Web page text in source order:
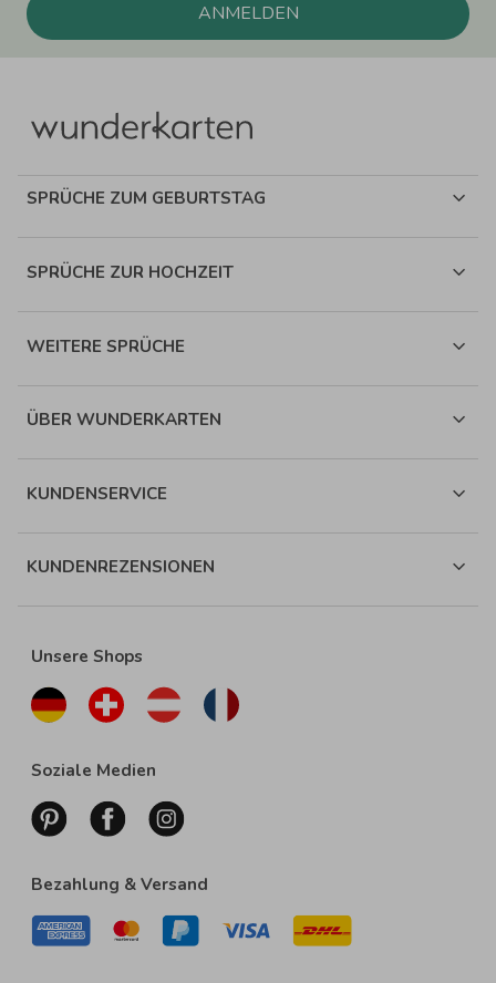
ANMELDEN
SPRÜCHE ZUM GEBURTSTAG
SPRÜCHE ZUR HOCHZEIT
WEITERE SPRÜCHE
ÜBER WUNDERKARTEN
KUNDENSERVICE
KUNDENREZENSIONEN
Unsere Shops
Soziale Medien
Bezahlung & Versand